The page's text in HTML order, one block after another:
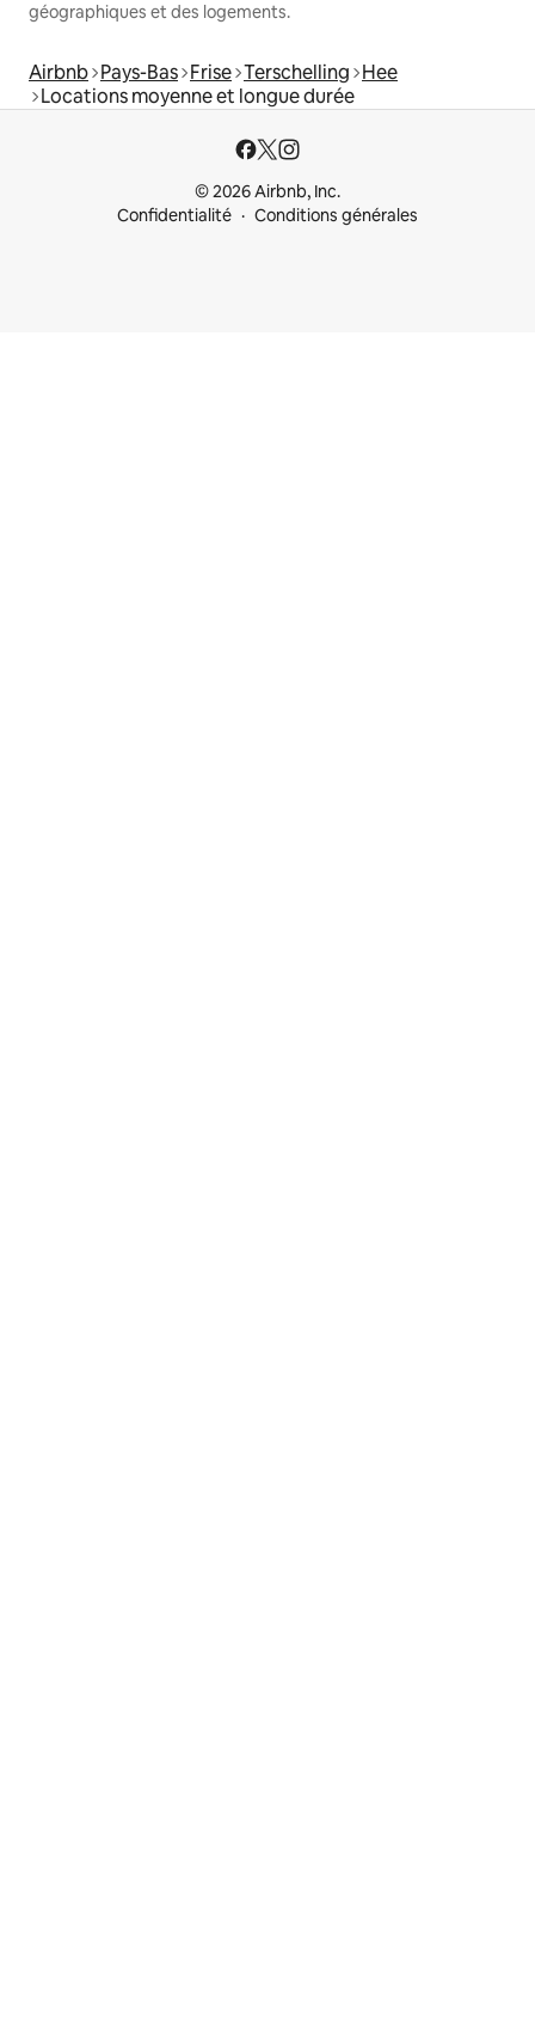
géographiques et des logements.
Airbnb Pays-Bas Frise Terschelling Hee
Locations moyenne et longue durée
© 2026 Airbnb, Inc.
Confidentialité
Conditions générales